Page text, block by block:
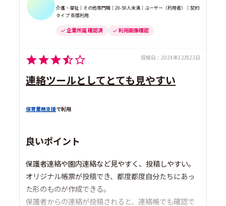
介護・福祉｜その他専門職｜20-50人未満｜ユーザー（利用者）｜契約
タイプ 有償利用
企業所属 確認済 利用画像確認
投稿日： 2024年12月23日
連絡ツールとしてとても見やすい
保育業務支援で利用
良いポイント
保護者連絡や園内連絡など見やすく、投稿しやすい。
オリジナル帳票が投稿でき、都度都度自分たちにあっ
た形のものが作成できる。
保護者からの連絡が投稿されると、連絡帳でも確認で